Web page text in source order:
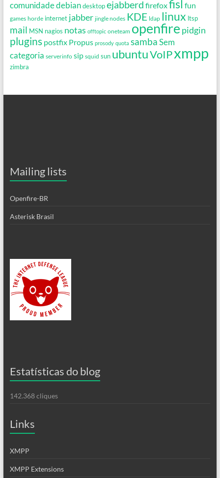
comunidadedebian desktop ejabberd firefoxfisl fun
games horde internet jabber jingle nodes KDE ldap linux ltsp
mail MSN nagios notas offtopic oneteam openfire pidgin
plugins postfix Propus prosody quota samba Sem
categoria serverinfo sip squid sun ubuntuVoIPxmpp
zimbra
Mailing lists
Openfire-BR
Asterisk Brasil
Estatísticas do blog
142.368 cliques
Links
XMPP
XMPP Extensions